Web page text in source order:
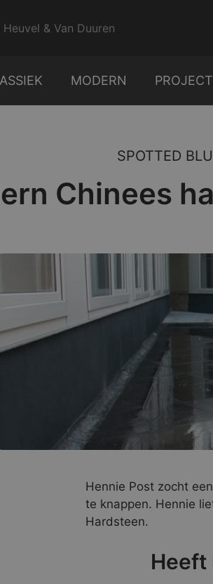
Heuvel & Van Duuren
MODERN
SPOTTED
Chinees
Hennie Post zocht
te knappen. Hennie
Hardsteen.
Heeft